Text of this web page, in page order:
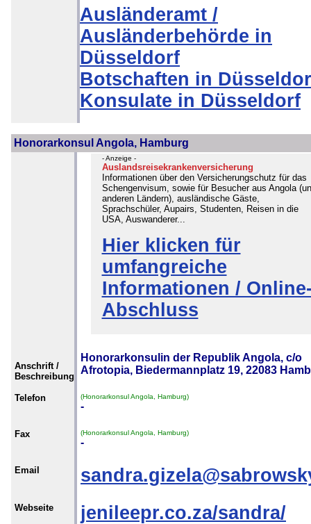
Ausländeramt /
Ausländerbehörde in
Düsseldorf
Botschaften in
Konsulate in Düsseldorf
Honorarkonsul Angola, Hamburg
- Anzeige -
Auslandsreisekrankenversicherung
Informationen über den Versicherungschutz für das
Schengenvisum, sowie für Besucher aus Angola
anderen Ländern), ausländische Gäste,
Sprachschüler, Aupairs, Studenten, Reisen in die
USA, Auswanderer...
Hier klicken für
umfangreiche
Informationen /
Abschluss
Anschrift /
Beschreibung
Honorarkonsulin der Republik Angola, c/o
Afrotopia, Biedermannplatz 19, 22083
Telefon (Honorarkonsul Angola, Hamburg)
-
Fax (Honorarkonsul Angola, Hamburg)
-
Email
Webseite jenileepr.co.za/sandra/